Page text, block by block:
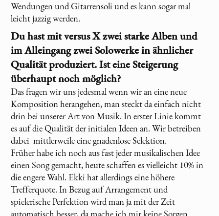
Wendungen und Gitarrensoli und es kann sogar mal
leicht jazzig werden.
Du hast mitversus Xzwei starke Alben und
im Alleingang zwei Solowerke in ähnlicher
Qualität produziert. Ist eine Steigerung
überhaupt noch möglich?
Das fragen wir uns jedesmal wenn wir an eine neue
Komposition herangehen, man steckt da einfach nicht
drin bei unserer Art von Musik. In erster Linie kommt
es auf die Qualität der initialen Ideen an. Wir betreiben
dabei mittlerweile eine gnadenlose Selektion.
Früher habe ich noch aus fast jeder musikalischen Idee
einen Song gemacht, heute schaffen es vielleicht 10% in
die engere Wahl. Ekki hat allerdings eine höhere
Trefferquote. In Bezug auf Arrangement und
spielerische Perfektion wird man ja mit der Zeit